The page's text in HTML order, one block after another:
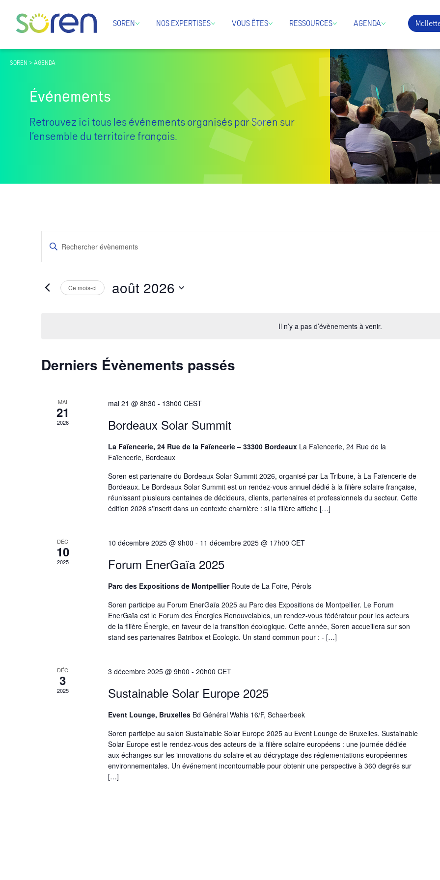
SOREN NOS EXPERTISES VOUS ÊTES RESSOURCES AGENDA
SOREN > AGENDA
Événements
Retrouvez ici tous les événements organisés par Soren sur
l’ensemble du territoire français.
Il n’y a pas d’évènements à venir.
Recherche
et
navigation
Évènements
Saisir
mot-
clé.
Évènements
par
Ce mois-ci août 2026
Calendrier
Évènements
Derniers Évènements passés
MAI
21
2026
mai 21 @ 8h30 - 13h00 CEST
Bordeaux Solar Summit
La Faïencerie, 24 Rue de la Faïencerie – 33300 Bordeaux La Faïencerie, 24 Rue de la
Faïencerie, Bordeaux
Soren est partenaire du Bordeaux Solar Summit 2026, organisé par La Tribune, à La Faïencerie de
Bordeaux. Le Bordeaux Solar Summit est un rendez-vous annuel dédié à la filière solaire française,
réunissant plusieurs centaines de décideurs, clients, partenaires et professionnels du secteur. Cette
édition 2026 s'inscrit dans un contexte charnière : si la filière affiche […]
DÉC
10
2025
10 décembre 2025 @ 9h00 - 11 décembre 2025 @ 17h00 CET
Forum EnerGaïa 2025
Parc des Expositions de Montpellier Route de La Foire, Pérols
Soren participe au Forum EnerGaïa 2025 au Parc des Expositions de Montpellier. Le Forum
EnerGaïa est le Forum des Énergies Renouvelables, un rendez-vous fédérateur pour les acteurs
de la filière Énergie, en faveur de la transition écologique. Cette année, Soren accueillera sur son
stand ses partenaires Batribox et Ecologic. Un stand commun pour : - […]
DÉC
3
2025
3 décembre 2025 @ 9h00 - 20h00 CET
Sustainable Solar Europe 2025
Event Lounge, Bruxelles Bd Général Wahis 16/F, Schaerbeek
Soren participe au salon Sustainable Solar Europe 2025 au Event Lounge de Bruxelles. Sustainable
Solar Europe est le rendez-vous des acteurs de la filière solaire européens : une journée dédiée
aux échanges sur les innovations du solaire et au décryptage des réglementations européennes
environnementales. Un événement incontournable pour obtenir une perspective à 360 degrés sur
[…]